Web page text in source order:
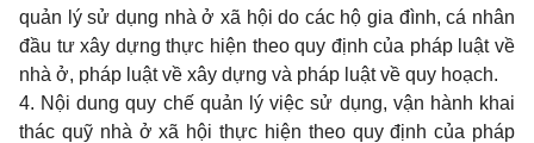
quản lý sử dụng nhà ở xã hội do các hộ gia đình, cá nhân
đầu tư xây dựng thực hiện theo quy định của pháp luật về
nhà ở, pháp luật về xây dựng và pháp luật về quy hoạch.
4. Nội dung quy chế quản lý việc sử dụng, vận hành khai
thác quỹ nhà ở xã hội thực hiện theo quy định của pháp